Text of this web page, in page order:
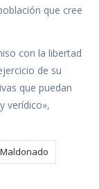
que cree
con la libertad
de su
que puedan
verídico»,